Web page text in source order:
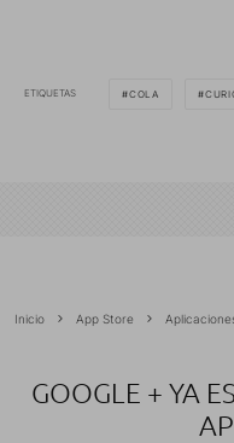
ETIQUETAS COLA
Inicio App Store
GOOGLE + YA